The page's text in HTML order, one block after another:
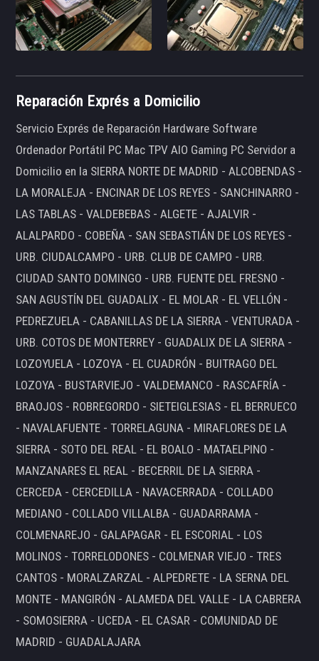
Reparación Exprés a Domicilio
Servicio Exprés de Reparación Hardware Software
Ordenador Portátil PC Mac TPV AIO Gaming PC Servidor a
Domicilio en la SIERRA NORTE DE MADRID - ALCOBENDAS -
LA MORALEJA - ENCINAR DE LOS REYES - SANCHINARRO -
LAS TABLAS - VALDEBEBAS - ALGETE - AJALVIR -
ALALPARDO - COBEÑA - SAN SEBASTIÁN DE LOS REYES -
URB. CIUDALCAMPO - URB. CLUB DE CAMPO - URB.
CIUDAD SANTO DOMINGO - URB. FUENTE DEL FRESNO -
SAN AGUSTÍN DEL GUADALIX - EL MOLAR - EL VELLÓN -
PEDREZUELA - CABANILLAS DE LA SIERRA - VENTURADA -
URB. COTOS DE MONTERREY - GUADALIX DE LA SIERRA -
LOZOYUELA - LOZOYA - EL CUADRÓN - BUITRAGO DEL
LOZOYA - BUSTARVIEJO - VALDEMANCO - RASCAFRÍA -
BRAOJOS - ROBREGORDO - SIETEIGLESIAS - EL BERRUECO
- NAVALAFUENTE - TORRELAGUNA - MIRAFLORES DE LA
SIERRA - SOTO DEL REAL - EL BOALO - MATAELPINO -
MANZANARES EL REAL - BECERRIL DE LA SIERRA -
CERCEDA - CERCEDILLA - NAVACERRADA - COLLADO
MEDIANO - COLLADO VILLALBA - GUADARRAMA -
COLMENAREJO - GALAPAGAR - EL ESCORIAL - LOS
MOLINOS - TORRELODONES - COLMENAR VIEJO - TRES
CANTOS - MORALZARZAL - ALPEDRETE - LA SERNA DEL
MONTE - MANGIRÓN - ALAMEDA DEL VALLE - LA CABRERA
- SOMOSIERRA - UCEDA - EL CASAR - COMUNIDAD DE
MADRID - GUADALAJARA